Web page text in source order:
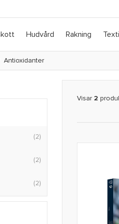
Hudvård Rakning
Antioxidanter
(2)
(2)
(2)
Visar 2